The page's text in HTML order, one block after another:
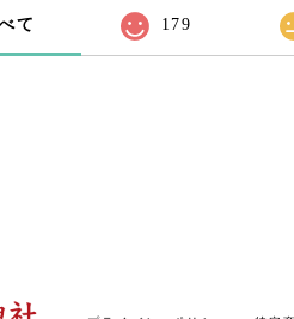
て 179